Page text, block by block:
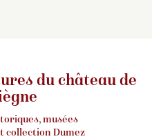
du château de
musées
collection Dumez